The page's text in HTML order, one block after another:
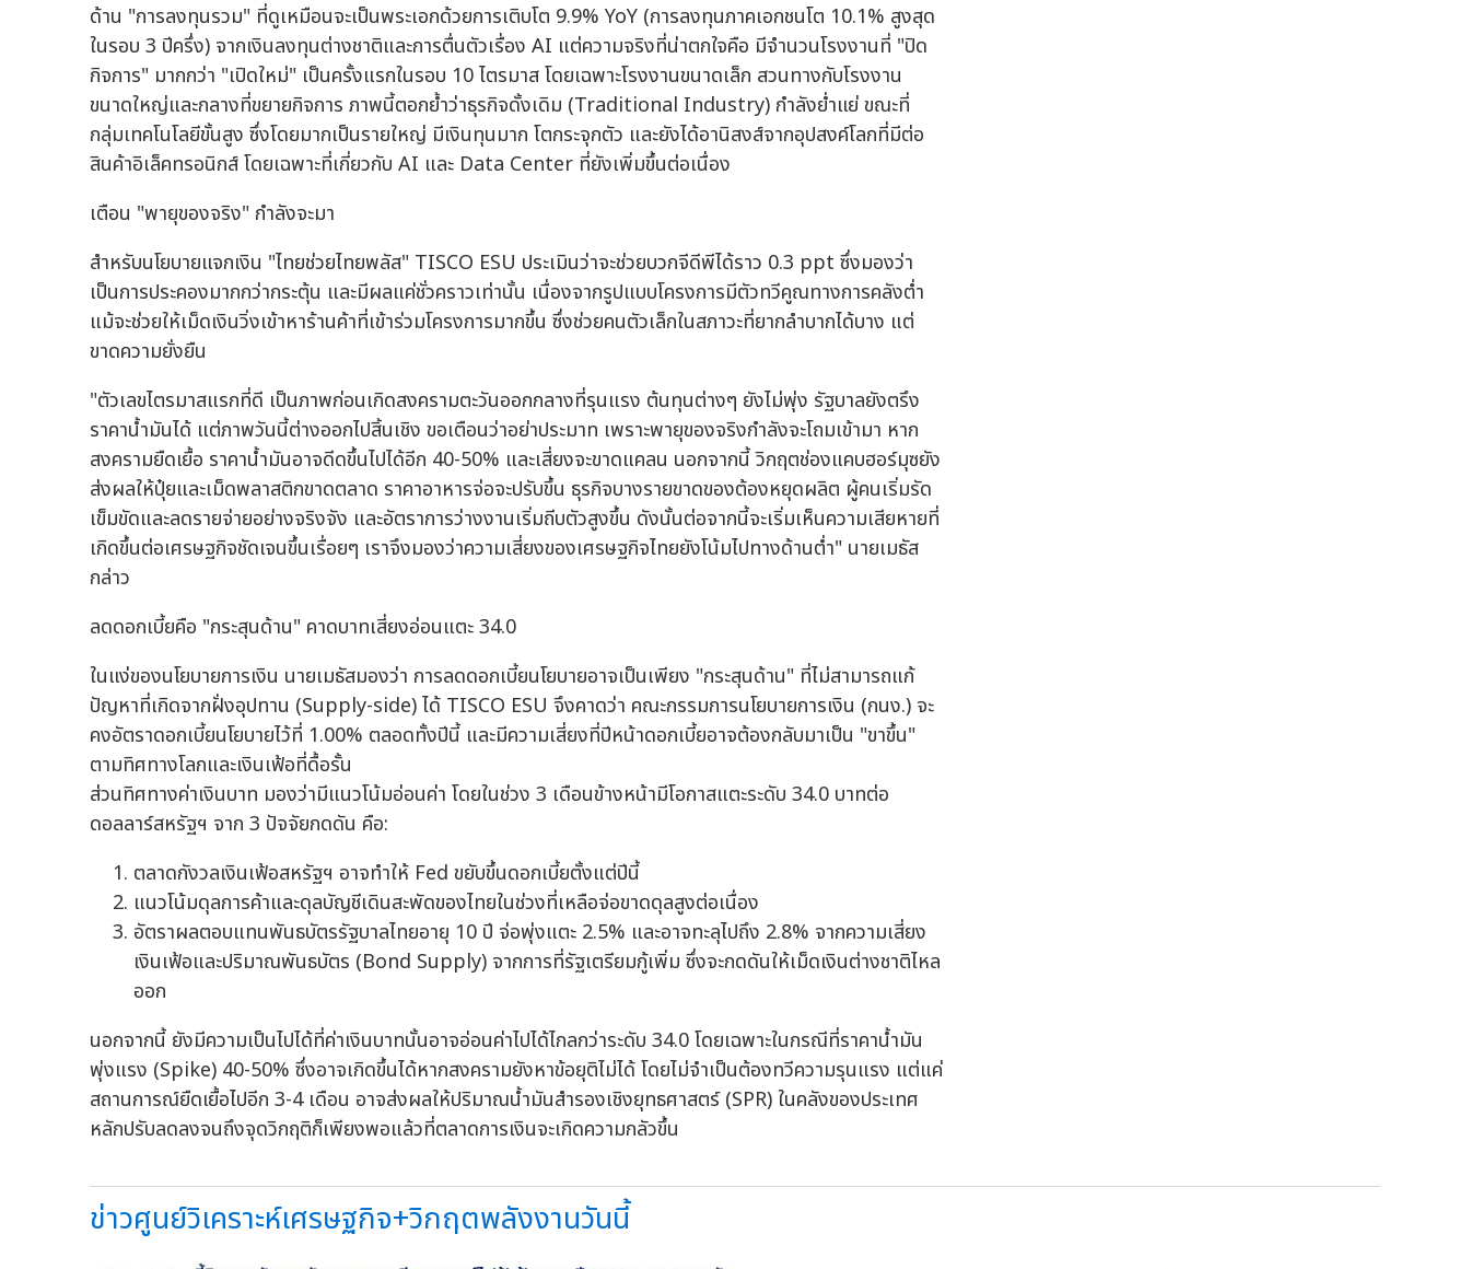
ด้าน "การลงทุนรวม" ที่ดูเหมือนจะเป็นพระเอกด้วยการเติบโต 9.9% YoY (การลงทุนภาคเอกชนโต 10.1% สูงสุด
ในรอบ 3 ปีครึ่ง) จากเงินลงทุนต่างชาติและการตื่นตัวเรื่อง AI แต่ความจริงที่น่าตกใจคือ มีจำนวนโรงงานที่ "ปิด
กิจการ" มากกว่า "เปิดใหม่" เป็นครั้งแรกในรอบ 10 ไตรมาส โดยเฉพาะโรงงานขนาดเล็ก สวนทางกับโรงงาน
ขนาดใหญ่และกลางที่ขยายกิจการ ภาพนี้ตอกย้ำว่าธุรกิจดั้งเดิม (Traditional Industry) กำลังย่ำแย่ ขณะที่
กลุ่มเทคโนโลยีขั้นสูง ซึ่งโดยมากเป็นรายใหญ่ มีเงินทุนมาก โตกระจุกตัว และยังได้อานิสงส์จากอุปสงค์โลกที่มีต่อ
สินค้าอิเล็คทรอนิกส์ โดยเฉพาะที่เกี่ยวกับ AI และ Data Center ที่ยังเพิ่มขึ้นต่อเนื่อง
เตือน "พายุของจริง" กำลังจะมา
สำหรับนโยบายแจกเงิน "ไทยช่วยไทยพลัส" TISCO ESU ประเมินว่าจะช่วยบวกจีดีพีได้ราว 0.3 ppt ซึ่งมองว่า
เป็นการประคองมากกว่ากระตุ้น และมีผลแค่ชั่วคราวเท่านั้น เนื่องจากรูปแบบโครงการมีตัวทวีคูณทางการคลังต่ำ
แม้จะช่วยให้เม็ดเงินวิ่งเข้าหาร้านค้าที่เข้าร่วมโครงการมากขึ้น ซึ่งช่วยคนตัวเล็กในสภาวะที่ยากลำบากได้บาง แต่
ขาดความยั่งยืน
"ตัวเลขไตรมาสแรกที่ดี เป็นภาพก่อนเกิดสงครามตะวันออกกลางที่รุนแรง ต้นทุนต่างๆ ยังไม่พุ่ง รัฐบาลยังตรึง
ราคาน้ำมันได้ แต่ภาพวันนี้ต่างออกไปสิ้นเชิง ขอเตือนว่าอย่าประมาท เพราะพายุของจริงกำลังจะโถมเข้ามา หาก
สงครามยืดเยื้อ ราคาน้ำมันอาจดีดขึ้นไปได้อีก 40-50% และเสี่ยงจะขาดแคลน นอกจากนี้ วิกฤตช่องแคบฮอร์มุซยัง
ส่งผลให้ปุ๋ยและเม็ดพลาสติกขาดตลาด ราคาอาหารจ่อจะปรับขึ้น ธุรกิจบางรายขาดของต้องหยุดผลิต ผู้คนเริ่มรัด
เข็มขัดและลดรายจ่ายอย่างจริงจัง และอัตราการว่างงานเริ่มถีบตัวสูงขึ้น ดังนั้นต่อจากนี้จะเริ่มเห็นความเสียหายที่
เกิดขึ้นต่อเศรษฐกิจชัดเจนขึ้นเรื่อยๆ เราจึงมองว่าความเสี่ยงของเศรษฐกิจไทยยังโน้มไปทางด้านต่ำ" นายเมธัส
กล่าว
ลดดอกเบี้ยคือ "กระสุนด้าน" คาดบาทเสี่ยงอ่อนแตะ 34.0
ในแง่ของนโยบายการเงิน นายเมธัสมองว่า การลดดอกเบี้ยนโยบายอาจเป็นเพียง "กระสุนด้าน" ที่ไม่สามารถแก้
ปัญหาที่เกิดจากฝั่งอุปทาน (Supply-side) ได้ TISCO ESU จึงคาดว่า คณะกรรมการนโยบายการเงิน (กนง.) จะ
คงอัตราดอกเบี้ยนโยบายไว้ที่ 1.00% ตลอดทั้งปีนี้ และมีความเสี่ยงที่ปีหน้าดอกเบี้ยอาจต้องกลับมาเป็น "ขาขึ้น"
ตามทิศทางโลกและเงินเฟ้อที่ดื้อรั้น
ส่วนทิศทางค่าเงินบาท มองว่ามีแนวโน้มอ่อนค่า โดยในช่วง 3 เดือนข้างหน้ามีโอกาสแตะระดับ 34.0 บาทต่อ
ดอลลาร์สหรัฐฯ จาก 3 ปัจจัยกดดัน คือ:
ตลาดกังวลเงินเฟ้อสหรัฐฯ อาจทำให้ Fed ขยับขึ้นดอกเบี้ยตั้งแต่ปีนี้
แนวโน้มดุลการค้าและดุลบัญชีเดินสะพัดของไทยในช่วงที่เหลือจ่อขาดดุลสูงต่อเนื่อง
อัตราผลตอบแทนพันธบัตรรัฐบาลไทยอายุ 10 ปี จ่อพุ่งแตะ 2.5% และอาจทะลุไปถึง 2.8% จากความเสี่ยง
เงินเฟ้อและปริมาณพันธบัตร (Bond Supply) จากการที่รัฐเตรียมกู้เพิ่ม ซึ่งจะกดดันให้เม็ดเงินต่างชาติไหล
ออก
นอกจากนี้ ยังมีความเป็นไปได้ที่ค่าเงินบาทนั้นอาจอ่อนค่าไปได้ไกลกว่าระดับ 34.0 โดยเฉพาะในกรณีที่ราคาน้ำมัน
พุ่งแรง (Spike) 40-50% ซึ่งอาจเกิดขึ้นได้หากสงครามยังหาข้อยุติไม่ได้ โดยไม่จำเป็นต้องทวีความรุนแรง แต่แค่
สถานการณ์ยืดเยื้อไปอีก 3-4 เดือน อาจส่งผลให้ปริมาณน้ำมันสำรองเชิงยุทธศาสตร์ (SPR) ในคลังของประเทศ
หลักปรับลดลงจนถึงจุดวิกฤติก็เพียงพอแล้วที่ตลาดการเงินจะเกิดความกลัวขึ้น
ข่าวศูนย์วิเคราะห์เศรษฐกิจ+วิกฤตพลังงานวันนี้